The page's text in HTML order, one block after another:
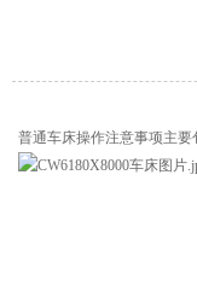
普通车床操作注意事项主要